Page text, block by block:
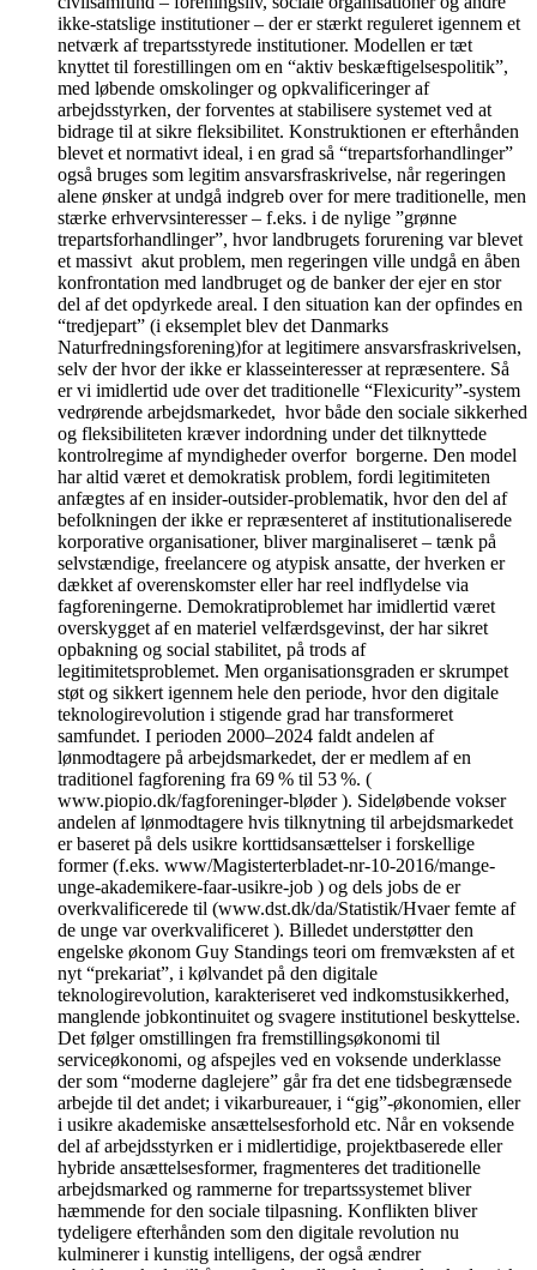
ikke-statslige institutioner – der er stærkt reguleret igennem et
netværk af trepartsstyrede institutioner. Modellen er tæt
knyttet til forestillingen om en “aktiv beskæftigelsespolitik”,
med løbende omskolinger og opkvalificeringer af
arbejdsstyrken, der forventes at stabilisere systemet ved at
bidrage til at sikre fleksibilitet. Konstruktionen er efterhånden
blevet et normativt ideal, i en grad så “trepartsforhandlinger”
også bruges som legitim ansvarsfraskrivelse, når regeringen
alene ønsker at undgå indgreb over for mere traditionelle, men
stærke erhvervsinteresser – f.eks. i de nylige ”grønne
trepartsforhandlinger”, hvor landbrugets forurening var blevet
et massivt akut problem, men regeringen ville undgå en åben
konfrontation med landbruget og de banker der ejer en stor
del af det opdyrkede areal. I den situation kan der opfindes en
“tredjepart” (i eksemplet blev det Danmarks
Naturfredningsforening)for at legitimere ansvarsfraskrivelsen,
selv der hvor der ikke er klasseinteresser at repræsentere. Så
er vi imidlertid ude over det traditionelle “Flexicurity”-system
vedrørende arbejdsmarkedet, hvor både den sociale sikkerhed
og fleksibiliteten kræver indordning under det tilknyttede
kontrolregime af myndigheder overfor borgerne. Den model
har altid været et demokratisk problem, fordi legitimiteten
anfægtes af en insider-outsider-problematik, hvor den del af
befolkningen der ikke er repræsenteret af institutionaliserede
korporative organisationer, bliver marginaliseret – tænk på
selvstændige, freelancere og atypisk ansatte, der hverken er
dækket af overenskomster eller har reel indflydelse via
fagforeningerne. Demokratiproblemet har imidlertid været
overskygget af en materiel velfærdsgevinst, der har sikret
opbakning og social stabilitet, på trods af
legitimitetsproblemet. Men organisationsgraden er skrumpet
støt og sikkert igennem hele den periode, hvor den digitale
teknologirevolution i stigende grad har transformeret
samfundet. I perioden 2000–2024 faldt andelen af
lønmodtagere på arbejdsmarkedet, der er medlem af en
traditionel fagforening fra 69 % til 53 %. (
www.piopio.dk/fagforeninger-bløder ). Sideløbende vokser
andelen af lønmodtagere hvis tilknytning til arbejdsmarkedet
er baseret på dels usikre korttidsansættelser i forskellige
former (f.eks. www/Magisterterbladet-nr-10-2016/mange-
unge-akademikere-faar-usikre-job ) og dels jobs de er
overkvalificerede til (www.dst.dk/da/Statistik/Hvaer femte af
de unge var overkvalificeret ). Billedet understøtter den
engelske økonom Guy Standings teori om fremvæksten af et
nyt “prekariat”, i kølvandet på den digitale
teknologirevolution, karakteriseret ved indkomstusikkerhed,
manglende jobkontinuitet og svagere institutionel beskyttelse.
Det følger omstillingen fra fremstillingsøkonomi til
serviceøkonomi, og afspejles ved en voksende underklasse
der som “moderne daglejere” går fra det ene tidsbegrænsede
arbejde til det andet; i vikarbureauer, i “gig”-økonomien, eller
i usikre akademiske ansættelsesforhold etc. Når en voksende
del af arbejdsstyrken er i midlertidige, projektbaserede eller
hybride ansættelsesformer, fragmenteres det traditionelle
arbejdsmarked og rammerne for trepartssystemet bliver
hæmmende for den sociale tilpasning. Konflikten bliver
tydeligere efterhånden som den digitale revolution nu
kulminerer i kunstig intelligens, der også ændrer